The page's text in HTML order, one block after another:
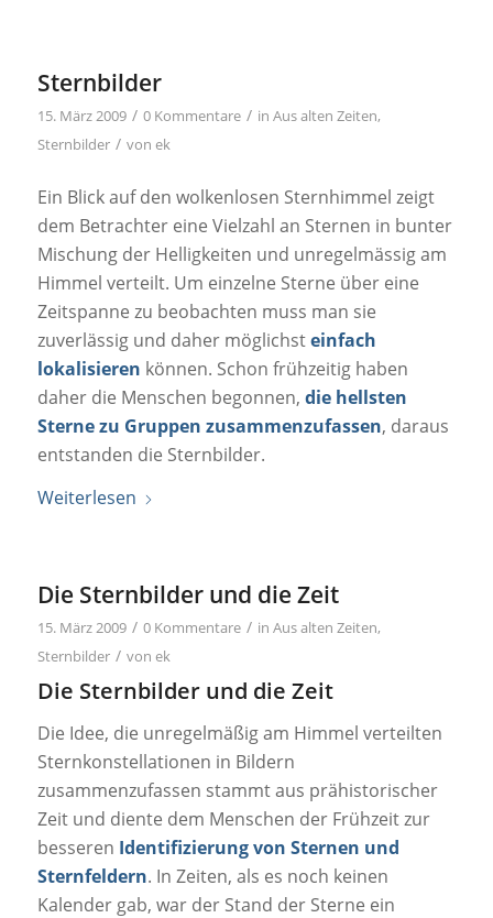
Sternbilder
15. März 2009 / 0 Kommentare / in Aus alten Zeiten,
Sternbilder / von ek
Ein Blick auf den wolkenlosen Sternhimmel zeigt
dem Betrachter eine Vielzahl an Sternen in bunter
Mischung der Helligkeiten und unregelmässig am
Himmel verteilt. Um einzelne Sterne über eine
Zeitspanne zu beobachten muss man sie
zuverlässig und daher möglichsteinfach
lokalisieren können. Schon frühzeitig haben
daher die Menschen begonnen, die hellsten
Sterne zu Gruppen zusammenzufassen, daraus
entstanden die Sternbilder.
Weiterlesen
Die Sternbilder und die Zeit
15. März 2009 / 0 Kommentare / in Aus alten Zeiten,
Sternbilder / von ek
Die Sternbilder und die Zeit
Die Idee, die unregelmäßig am Himmel verteilten
Sternkonstellationen in Bildern
zusammenzufassen stammt aus prähistorischer
Zeit und diente dem Menschen der Frühzeit zur
besseren Identifizierung von Sternen und
Sternfeldern. In Zeiten, als es noch keinen
Kalender gab, war der Stand der Sterne ein